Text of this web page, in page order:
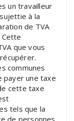
un travailleur
à la
de TVA
Cette
que vous
communes
payer une taxe
cette taxe
tels que la
de personnes